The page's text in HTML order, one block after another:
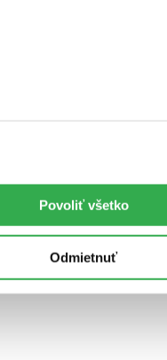
Povoliť všetko
Odmietnuť